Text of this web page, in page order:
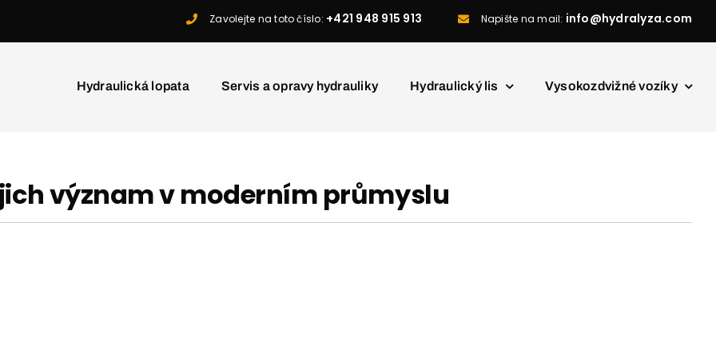
Zavolejte na toto číslo: +421 948 915 913 Napište na mail: info@hydralyza.com
Hydraulická lopata Servis a opravy hydrauliky Hydraulický lis Vysokozdvižné vozíky
význam v moderním průmyslu